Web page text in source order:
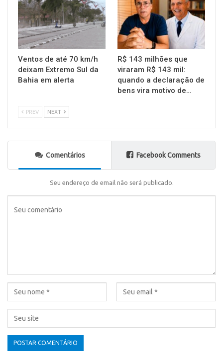
Ventos de até 70 km/h
deixam Extremo Sul da
Bahia em alerta
R$ 143 milhões que
viraram R$ 143 mil:
quando a declaração de
bens vira motivo de…
PREV NEXT
Comentários Facebook Comments
Seu endereço de email não será publicado.